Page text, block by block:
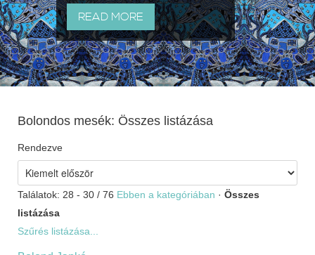
READ MORE
Bolondos mesék: Összes listázása
Rendezve
Találatok: 28 - 30 / 76 Ebben a kategóriában · Összes
listázása
Szűrés listázása...